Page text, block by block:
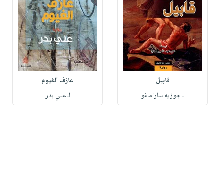
قابيل
لـ جوزيه ساراماغو
عازف الغيوم
لـ علي بدر